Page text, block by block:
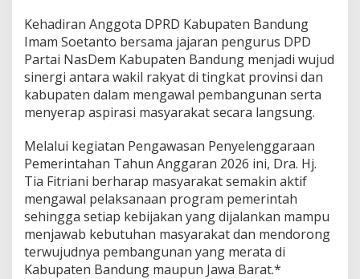
Kehadiran Anggota DPRD Kabupaten Bandung
Imam Soetanto bersama jajaran pengurus DPD
Partai NasDem Kabupaten Bandung menjadi wujud
sinergi antara wakil rakyat di tingkat provinsi dan
kabupaten dalam mengawal pembangunan serta
menyerap aspirasi masyarakat secara langsung.
Melalui kegiatan Pengawasan Penyelenggaraan
Pemerintahan Tahun Anggaran 2026 ini, Dra. Hj.
Tia Fitriani berharap masyarakat semakin aktif
mengawal pelaksanaan program pemerintah
sehingga setiap kebijakan yang dijalankan mampu
menjawab kebutuhan masyarakat dan mendorong
terwujudnya pembangunan yang merata di
Kabupaten Bandung maupun Jawa Barat.*